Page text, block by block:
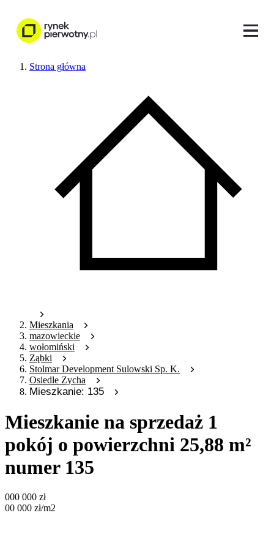
Strona główna
Mieszkania
mazowieckie
wołomiński
Ząbki
Stolmar Development Sulowski Sp. K.
Osiedle Zycha
Mieszkanie: 135
Mieszkanie na sprzedaż 1
pokój o powierzchni 25,88 m²
numer 135
000 000 zł
00 000 zł/m2